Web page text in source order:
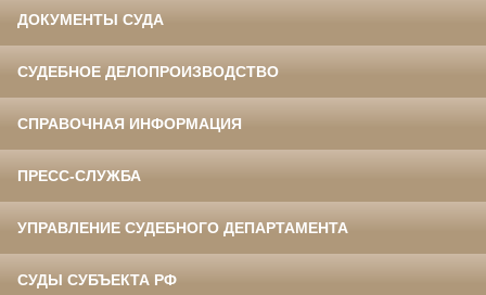
ДОКУМЕНТЫ СУДА
СУДЕБНОЕ ДЕЛОПРОИЗВОДСТВО
СПРАВОЧНАЯ ИНФОРМАЦИЯ
ПРЕСС-СЛУЖБА
УПРАВЛЕНИЕ СУДЕБНОГО ДЕПАРТАМЕНТА
СУДЫ СУБЪЕКТА РФ